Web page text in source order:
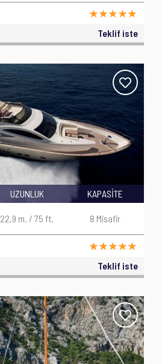
Teklif iste
UZUNLUK
22,9 m. / 75 ft.
KAPASİTE
8 Misafir
Teklif iste